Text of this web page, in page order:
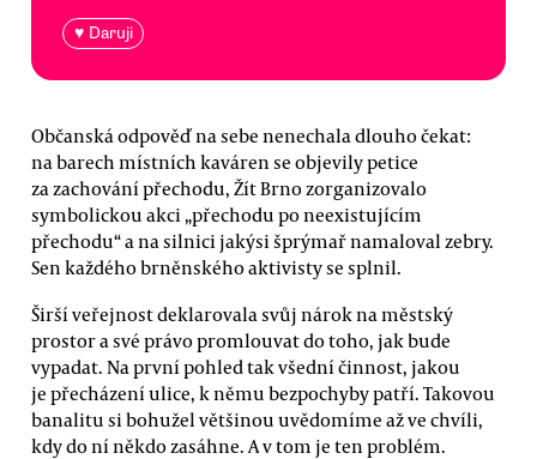
♥ Daruji
Občanská odpověď na sebe nenechala dlouho čekat:
na barech místních kaváren se objevily petice
za zachování přechodu, Žít Brno zorganizovalo
symbolickou akci „přechodu po neexistujícím
přechodu“ a na silnici jakýsi šprýmař namaloval zebry.
Sen každého brněnského aktivisty se splnil.
Širší veřejnost deklarovala svůj nárok na městský
prostor a své právo promlouvat do toho, jak bude
vypadat. Na první pohled tak všední činnost, jakou
je přecházení ulice, k němu bezpochyby patří. Takovou
banalitu si bohužel většinou uvědomíme až ve chvíli,
kdy do ní někdo zasáhne. A v tom je ten problém.